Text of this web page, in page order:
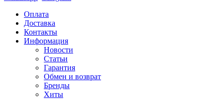
Оплата
Доставка
Контакты
Информация
Новости
Статьи
Гарантия
Обмен и возврат
Бренды
Хиты